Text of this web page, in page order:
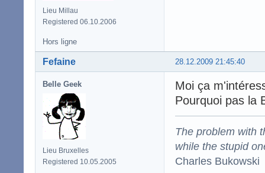
Lieu Millau
Registered 06.10.2006
Hors ligne
28.12.2009 21:45:40
Fefaine
Belle Geek
Lieu Bruxelles
Registered 10.05.2005
Moi ça
Pourquoi pas la
The problem with
while the stupid
Charles Bukowski